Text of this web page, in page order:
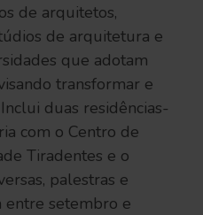
de arquitetos,
de arquitetura e
que adotam
transformar e
duas residências-
com o Centro de
Tiradentes e o
palestras e
entre setembro e